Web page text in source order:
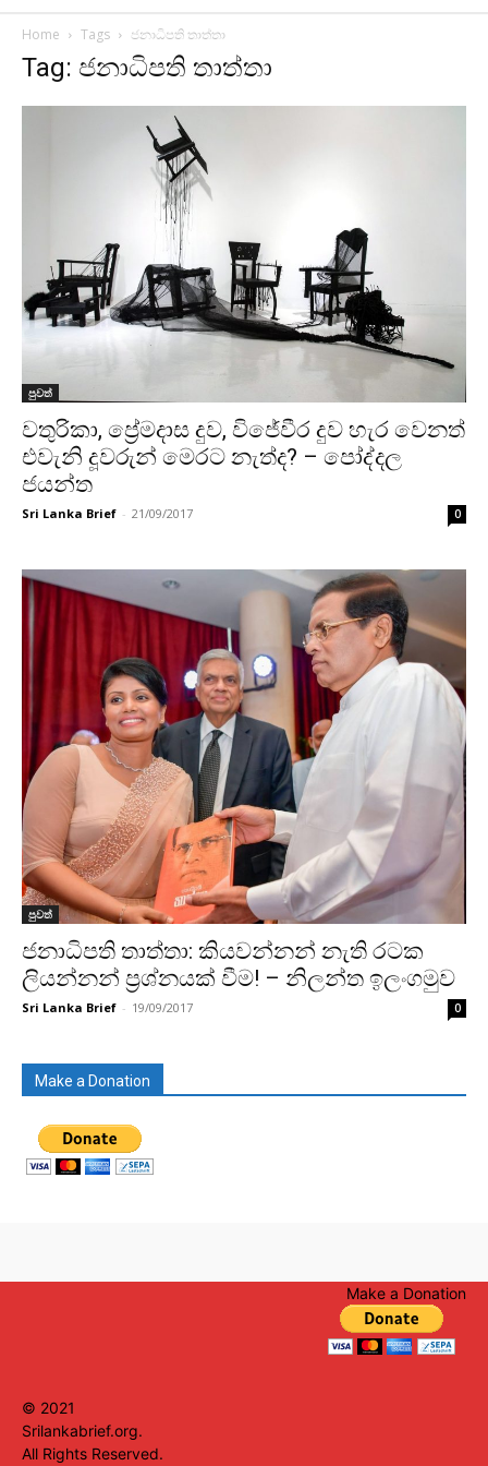
Home Tags ජනාධිපති තාත්තා
Tag: ජනාධිපති තාත්තා
පුවත්
වතුරිකා, ප්‍රේමදාස දුව, විජේවීර දුව හැර වෙනත්
එවැනි දූවරුන් මෙරට නැත්ද? – පෝද්දල
ජයන්ත
Sri Lanka Brief - 21/09/2017 0
පුවත්
ජනාධිපති තාත්තා: කියවන්නන් නැති රටක
ලියන්නන් ප්‍රශ්නයක් වීම! – නිලන්ත ඉලංගමුව
Sri Lanka Brief - 19/09/2017 0
Make a Donation
Make a Donation
© 2021
Srilankabrief.org.
All Rights Reserved.